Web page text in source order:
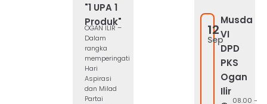
"1 UPA 1
Produk"
OGAN ILIR –
Dalam
rangka
memperingati
Hari
Aspirasi
dan Milad
Partai
12
Sep
Musda
VI
DPD
PKS
Ogan
Ilir
08.00 -